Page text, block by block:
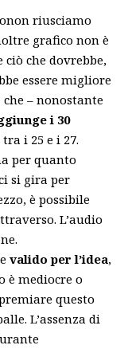
riusciamo
grafico non è
che dovrebbe,
essere migliore
– nonostante
i 30
i 25 e i 27.
per quanto
si gira per
è possibile
L’audio
valido per l’idea,
è mediocre o
questo
L’assenza di